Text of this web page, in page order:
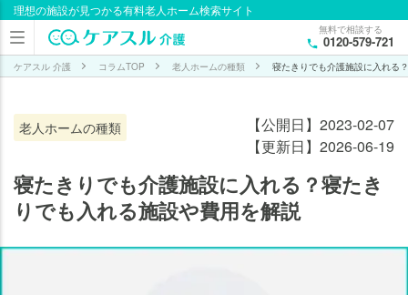
理想の施設が見つかる有料老人ホーム検索サイト
無料で相談する
0120-579-721
ケアスル 介護 コラムTOP 老人ホームの種類 寝たきりでも介護施設に入れる
老人ホームの種類
【公開日】2023-02-07
【更新日】2026-06-19
寝たきりでも介護施設に入れる？寝たき
りでも入れる施設や費用を解説
目次
寝た
きり
受け
入れ
らえ
る施
設は
あ